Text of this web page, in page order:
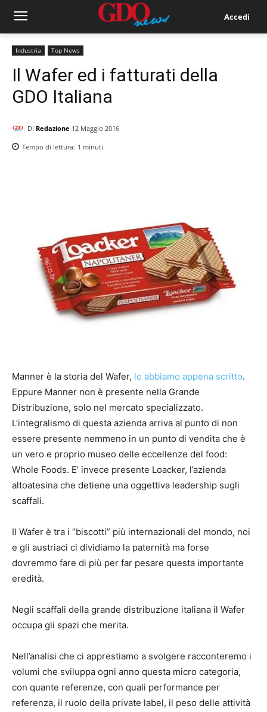
Accedi
Industria Top News
Il Wafer ed i fatturati della
GDO Italiana
Di Redazione 12 Maggio 2016
Tempo di lettura: 1 minuti
Manner è la storia del Wafer, lo abbiamo appena scritto.
Eppure Manner non è presente nella Grande
Distribuzione, solo nel mercato specializzato.
L’integralismo di questa azienda arriva al punto di non
essere presente nemmeno in un punto di vendita che è
un vero e proprio museo delle eccellenze del food:
Whole Foods. E’ invece presente Loacker, l’azienda
altoatesina che detiene una oggettiva leadership sugli
scaffali.
Il Wafer è tra i “biscotti” più internazionali del mondo, noi
e gli austriaci ci dividiamo la paternità ma forse
dovremmo fare di più per far pesare questa importante
eredità.
Negli scaffali della grande distribuzione italiana il Wafer
occupa gli spazi che merita.
Nell’analisi che ci apprestiamo a svolgere racconteremo i
volumi che sviluppa ogni anno questa micro categoria,
con quante referenze, con quali performance per
referenza, il ruolo della private label, il peso delle attività